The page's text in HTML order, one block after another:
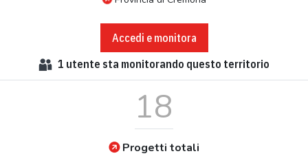
Accedi e monitora
1 utente sta monitorando questo territorio
18
Progetti totali